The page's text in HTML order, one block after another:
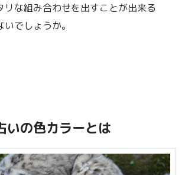
リな組み合わせを出すことが出来る
でしょうか。
いの色カラーとは